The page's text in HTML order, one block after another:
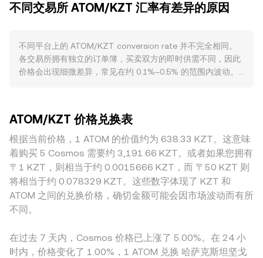
密市场整体定价传导到 ATOM/KZT；同时，KZT 本身受哈萨
rate。监管层面，美国与欧洲对质押业务、代币分类与托管合
规的动向，或哈萨克斯坦本地对法币出入金与牌照要求的调
整，均可能改变流动性与定价预期，从而影响 ATOM/KZT 的
调仓与集中解押、以及跨所资金流向，都会在短期内放大波动
并扰动 conversion rate。
所，数据聚合通常计算成交量加权平均价（VWAP），公式
conversion rate，KZT 数值可以用 KZT Value = ATOM
Amount × rate 计算，反之 ATOM 数量可用 ATOM Amount
= KZT Value / rate 得出。在流动性来自去中心化交易平台的
当池中 ATOM 与定价资产（常见为稳定币或跨链资产）的相对
余额变化时，池内价格随之调整，进而影响聚合后的
ATOM/KZT conversion rate。需要注意的是，较大的市价单
会跨越多个挂单档位，因而最终成交均价可能与中间价存在偏
差，体现为冲击成本。
不同交易所 ATOM/KZT 汇率有差异的原因
不同平台上的 ATOM/KZT conversion rate 并不完全相同。
各交易所拥有独立的订单簿，买卖双方的即时供需不同，因此
价格会出现细微差异，常见在约 0.1%–0.5% 的范围内波动。
ATOM，部分地区对法币出入金、牌照或加密交易的规定不
同，可能导致 KZT 通道的可得性与成本各异，从而在本地化
市场形成轻微溢价或折价。许多平台上的 ATOM/KZT 报价还
会间接受到 USDT 基差的影响：当主流交易路径是
ATOM/USDT 与 USDT/KZT 的组合时，USDT 相对 KZT 的轻
微溢价或折价会传导进最终的 ATOM/KZT 报价。跨平台的套
利交易可以在一定程度上收敛这些差异，但受限于资金成本、
通道速度与合规限制，价差并不会被完全消除，因此短时间内
ATOM/KZT 价格兑换表
根据当前价格，1 ATOM 的价值约为 638.33 KZT。这意味
着购买 5 Cosmos 需要约 3,191.66 KZT。或者如果您拥有
〒1 KZT，则相当于约 0.0015666 KZT，而 〒50 KZT 则
将相当于约 0.078329 KZT。这些数字体现了 KZT 和
ATOM 之间的兑换价格，确切金额可能会因市场波动而有所
不同。
在过去 7 天内，Cosmos 价格已上涨了 5.00%。在 24 小
时内，价格变化了 1.00%，1 ATOM 兑换 哈萨克斯坦坚戈